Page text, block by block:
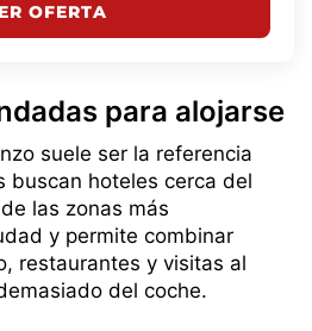
OFERTA
para alojarse
suele ser la referencia
buscan hoteles cerca del
las zonas más
y permite combinar
restaurantes y visitas al
del coche.